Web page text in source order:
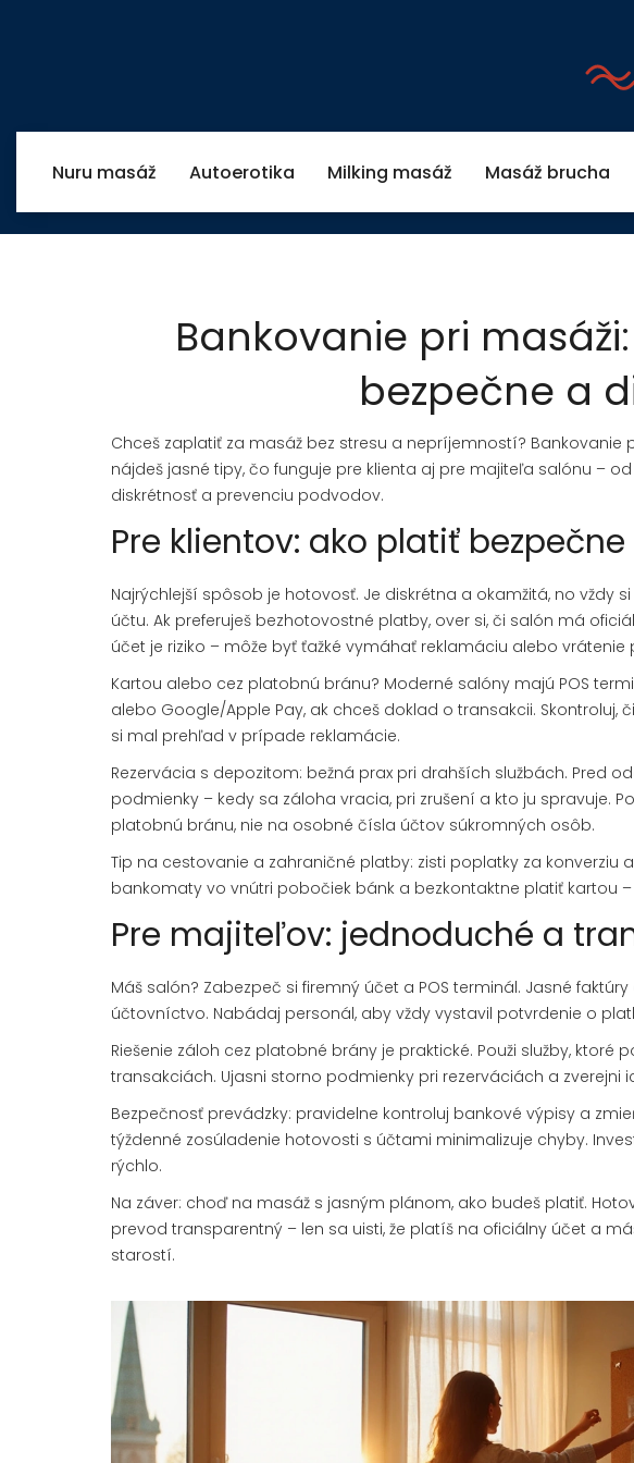
Nuru masáž Autoerotika Milking masáž Masáž brucha
Bankovanie pri
bezpečne a
Chceš zaplatiť za masáž bez stresu a nepríjemností?
nájdeš jasné tipy, čo funguje pre klienta aj pre majiteľa salónu –
diskrétnosť a prevenciu podvodov.
Pre klientov: ako platiť
Najrýchlejší spôsob je hotovosť. Je diskrétna a okamžitá, no vždy
účtu. Ak preferuješ bezhotovostné platby, over si, či salón má
účet je riziko – môže byť ťažké vymáhať reklamáciu alebo vrátenie
Kartou alebo cez platobnú bránu? Moderné salóny majú POS
alebo Google/Apple Pay, ak chceš doklad o transakcii.
si mal prehľad v prípade reklamácie.
Rezervácia s depozitom: bežná prax pri drahších službách. Pred
podmienky – kedy sa záloha vracia, pri zrušení a kto ju spravuje.
platobnú bránu, nie na osobné čísla účtov súkromných osôb.
Tip na cestovanie a zahraničné platby: zisti poplatky za konverziu
bankomaty vo vnútri pobočiek bánk a bezkontaktne platiť kartou
Pre majiteľov: jednoduché a
Máš salón? Zabezpeč si firemný účet a POS terminál. Jasné
účtovníctvo. Nabádaj personál, aby vždy vystavil potvrdenie o
Riešenie záloh cez platobné brány je praktické. Použi služby,
transakciách. Ujasni storno podmienky pri rezerváciách a
Bezpečnosť prevádzky: pravidelne kontroluj bankové výpisy a
týždenné zosúladenie hotovosti s účtami minimalizuje chyby.
rýchlo.
Na záver: choď na masáž s jasným plánom, ako budeš platiť.
prevod transparentný – len sa uisti, že platíš na oficiálny účet a
starostí.